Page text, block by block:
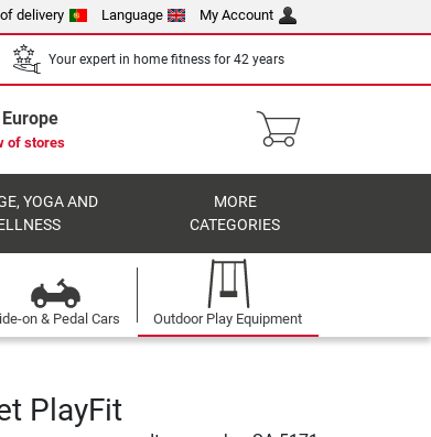
delivery Language My Account
Your expert in home fitness for 42 years
of stores
YOGA AND
MORE
CATEGORIES
on & Pedal Cars Outdoor Play Equipment
PlayFit